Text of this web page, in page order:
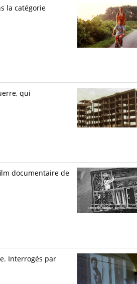
la catégorie
qui
documentaire de
Interrogés par